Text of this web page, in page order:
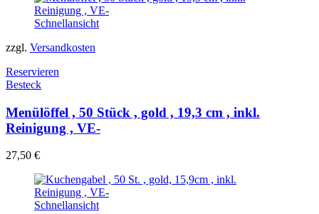
Schnellansicht
zzgl. Versandkosten
Reservieren
Besteck
Menülöffel , 50 Stück , gold , 19,3 cm , inkl.
Reinigung , VE-
27,50 €
Schnellansicht